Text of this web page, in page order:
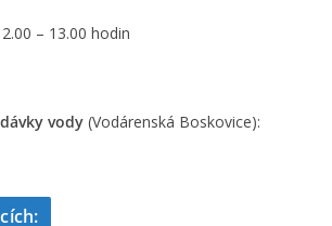
– 13.00 hodin
vody (Vodárenská Boskovice):